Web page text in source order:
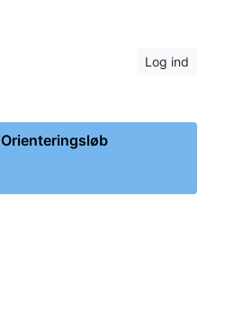
Log ind
Orienteringsløb